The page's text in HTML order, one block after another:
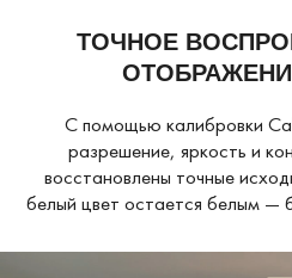
ТОЧНОЕ
С помощью калибровки
разрешение, яркость и
восстановлены точные
белый цвет остается белым —